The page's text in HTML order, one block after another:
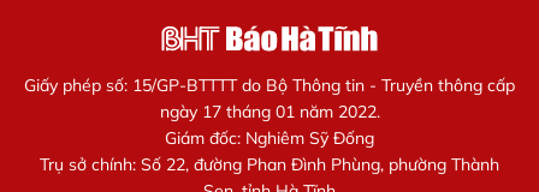
Giấy phép số: 15/GP-BTTTT do Bộ Thông tin - Truyền thông cấp
ngày 17 tháng 01 năm 2022.
Giám đốc: Nghiêm Sỹ Đống
Trụ sở chính: Số 22, đường Phan Đình Phùng, phường Thành